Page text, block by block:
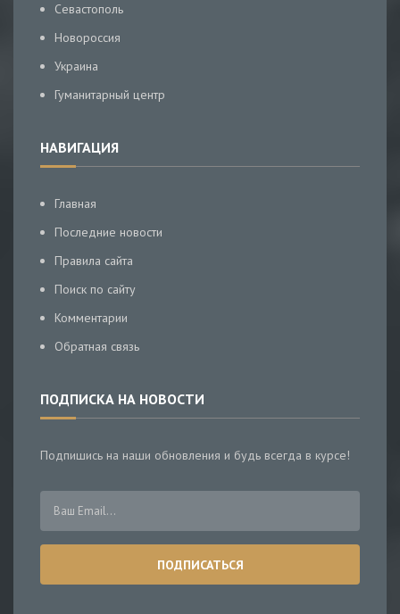
Севастополь
Новороссия
Украина
Гуманитарный центр
НАВИГАЦИЯ
Главная
Последние новости
Правила сайта
Поиск по сайту
Комментарии
Обратная связь
ПОДПИСКА НА НОВОСТИ
Подпишись на наши обновления и будь всегда в курсе!